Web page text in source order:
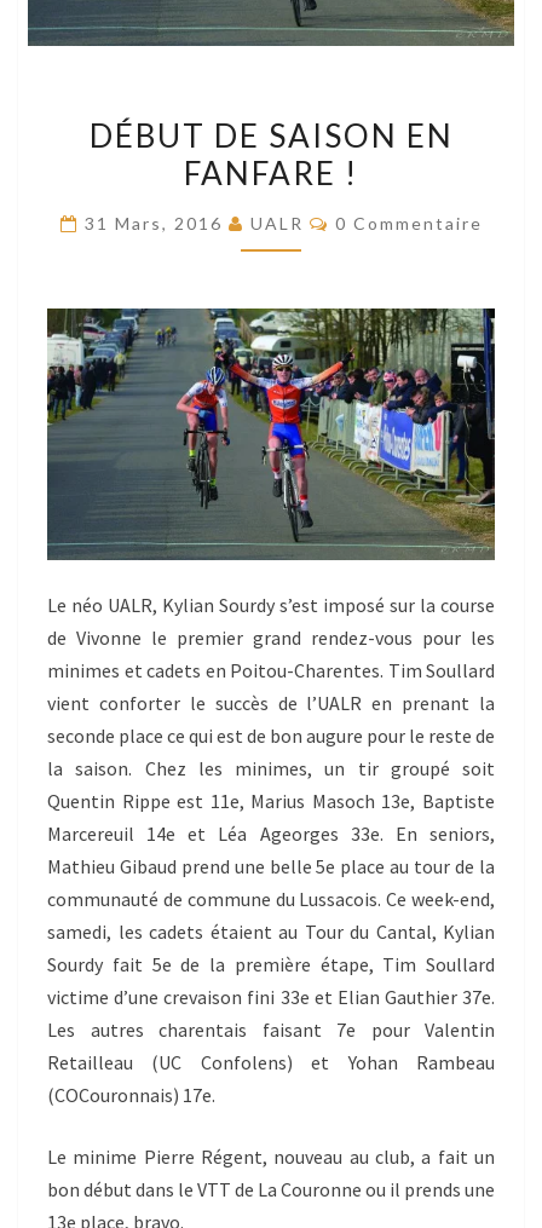
DE
SAISON
FANFARE
DÉBUT DE SAISON EN
FANFARE !
31 Mars, 2016 UALR Commentaires
0 Commentaire
Le néo UALR, Kylian Sourdy s’est imposé sur la course
de Vivonne le premier grand rendez-vous pour les
minimes et cadets en Poitou-Charentes. Tim Soullard
vient conforter le succès de l’UALR en prenant la
seconde place ce qui est de bon augure pour le reste de
la saison. Chez les minimes, un tir groupé soit
Quentin Rippe est 11e, Marius Masoch 13e, Baptiste
Marcereuil 14e et Léa Ageorges 33e. En seniors,
Mathieu Gibaud prend une belle 5e place au tour de la
communauté de commune du Lussacois. Ce week-end,
samedi, les cadets étaient au Tour du Cantal, Kylian
Sourdy fait 5e de la première étape, Tim Soullard
victime d’une crevaison fini 33e et Elian Gauthier 37e.
Les autres charentais faisant 7e pour Valentin
Retailleau (UC Confolens) et Yohan Rambeau
(COCouronnais) 17e.
Le minime Pierre Régent, nouveau au club, a fait un
bon début dans le VTT de La Couronne ou il prends une
13e place, bravo.